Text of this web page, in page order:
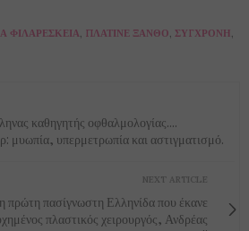
ΦΙΛΑΡΈΣΚΕΙΑ, ΠΛΑΤΙΝΈ ΞΑΝΘΌ, ΣΎΓΧΡΟΝΗ,
καθηγητής οφθαλμολογίας....
μυωπία, υπερμετρωπία και αστιγματισμό.
NEXT ARTICLE
πρώτη πασίγνωστη Ελληνίδα που έκανε
πλαστικός χειρουργός, Ανδρέας